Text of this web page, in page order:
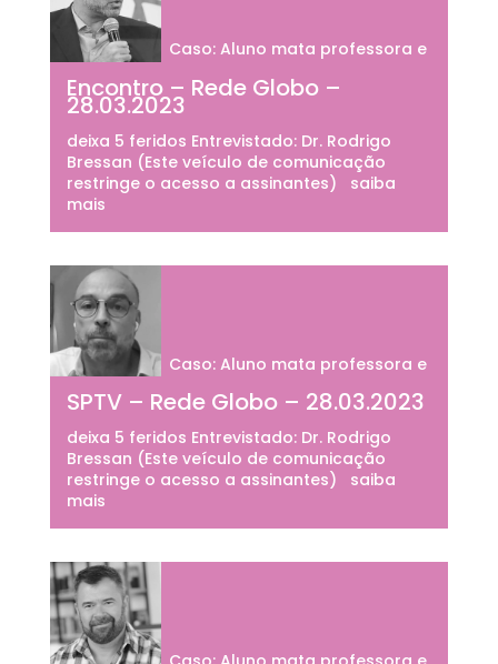
Encontro – Rede Globo –
28.03.2023
Caso: Aluno mata professora e
deixa 5 feridos Entrevistado: Dr. Rodrigo
Bressan (Este veículo de comunicação
restringe o acesso a assinantes) saiba
mais
SPTV – Rede Globo – 28.03.2023
Caso: Aluno mata professora e
deixa 5 feridos Entrevistado: Dr. Rodrigo
Bressan (Este veículo de comunicação
restringe o acesso a assinantes) saiba
mais